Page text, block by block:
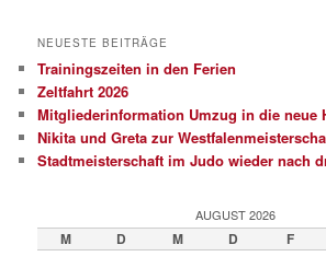
NEUESTE BEITRÄGE
Trainingszeiten in den Ferien
Zeltfahrt 2026
Mitgliederinformation Umzug in die neue
Nikita und Greta zur
Stadtmeisterschaft im Judo wieder nach
AUGUST 2026
M D M D F